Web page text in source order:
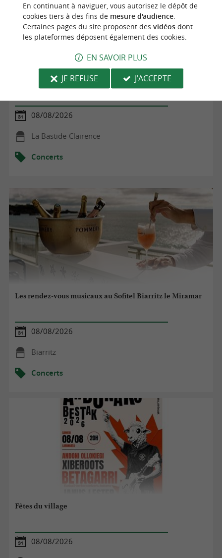
Soirée Concert à l'Asinerie
08/08/2026
La Bastide-Clairence
Concerts
Les rendez-vous musicaux au Sofitel Biarritz le Miramar
08/08/2026
Biarritz
Concerts
Fêtes du village
08/08/2026
En continuant à naviguer, vous autorisez le dépôt de
cookies tiers à des fins de mesure d'audience.
Certaines pages du site proposent des vidéosdont
les plateformes déposent également des cookies.
EN SAVOIR PLUS
JE REFUSE
J'ACCEPTE